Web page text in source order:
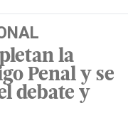
la
Penal y se
debate y